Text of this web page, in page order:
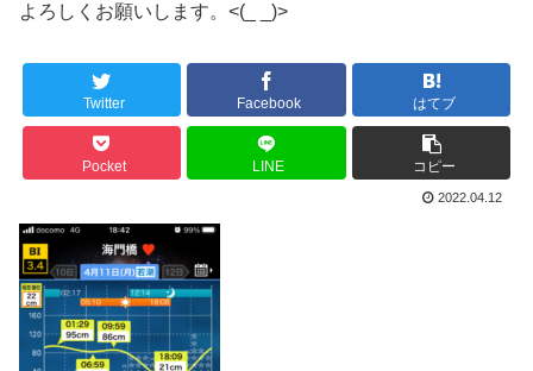
よろしくお願いします。<(_ _)>
Twitter Facebook はてブ
Pocket LINE コピー
2022.04.12